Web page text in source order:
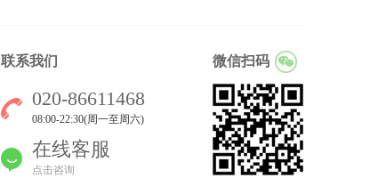
联系我们
020-86611468
08:00-22:30(周一至周六)
在线客服
点击咨询
微信扫码